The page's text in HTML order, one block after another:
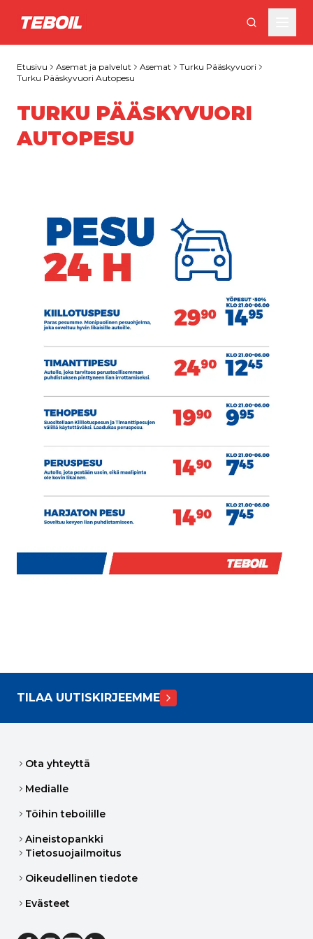
Siirry pääsisältöön
Etusivu Asemat ja palvelut Asemat
Turku Pääskyvuori
Turku Pääskyvuori Autopesu
TURKU PÄÄSKYVUORI
AUTOPESU
TILAA UUTISKIRJEEMME
Ota yhteyttä
Medialle
Töihin teboilille
Aineistopankki
Tietosuojailmoitus
Oikeudellinen tiedote
Evästeet